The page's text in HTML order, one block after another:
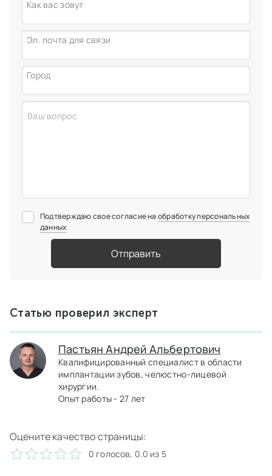
Как вас зовут
Эл. почта для связи
Город
Подтверждаю свое согласие на обработку персональных
данных
Отправить
Статью проверил эксперт
Пастьян Андрей Альбертович
Квалифицированный специалист в области
имплантации зубов, челюстно-лицевой
хирургии.
Опыт работы - 27 лет
Оцените качество страницы:
0 голосов, 0.0 из 5